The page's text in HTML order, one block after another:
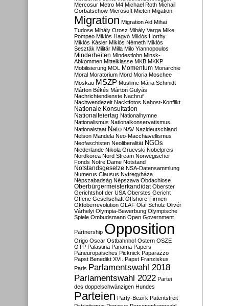
Mercosur Metro M4 Michael Roth Michail
Gorbatschow Microsoft Mieten Migation
Migration Migration Aid Mihai
Tudose Mihály Orosz Mihály Varga Mike
Pompeo Miklós Hagyó Miklós Horthy
Miklós Kásler Miklós Németh Miklós
Seszták Militär Milla Milo Yiannopoulos
Minderheiten Mindestlohn Minsk-
Abkommen Mittelklasse MKB MKKP
Mobilisierung MOL Momentum Monarchie
Moral Moratorium Mord Moria Moschee
Moskau MSZP Muslime Mária Schmidt
Márton Békés Márton Gulyás
Nachrichtendienste Nachruf
Nachwendezeit Nacktfotos Nahost-Konflikt
Nationale Konsultation
Nationalfeiertag Nationalhymne
Nationalismus Nationalkonservatismus
Nationalstaat Nato NAV Nazideutschland
Nelson Mandela Neo-Macchiavellismus
Neofaschisten Neoliberalität NGOs
Niederlande Nikola Gruevski Nobelpreis
Nordkorea Nord Stream Norwegischer
Fonds Notre Dame Notstand
Notstandsgesetze NSA-Datensammlung
Numerus Clausus Nyíregyháza
Népszabadság Népszava Obdachlose
Oberbürgermeisterkandidat Oberster
Gerichtshof der USA Oberstes Gericht
Offene Gesellschaft Offshore-Firmen
Oktoberrevolution OLAF Olaf Scholz Olivér
Várhelyi Olympia-Bewerbung Olympische
Spiele Ombudsmann Open Government
Partnership Opposition
Origo Oscar Ostbahnhof Ostern OSZE
OTP Palästina Panama Papers
Paneuropäisches Picknick Paparazzo
Papst Benedikt XVI. Papst Franziskus
Paris Parlamentswahl 2018
Parlamentswahl 2022 Partei
des doppelschwänzigen Hundes
Parteien Party-Bezirk Patentstreit